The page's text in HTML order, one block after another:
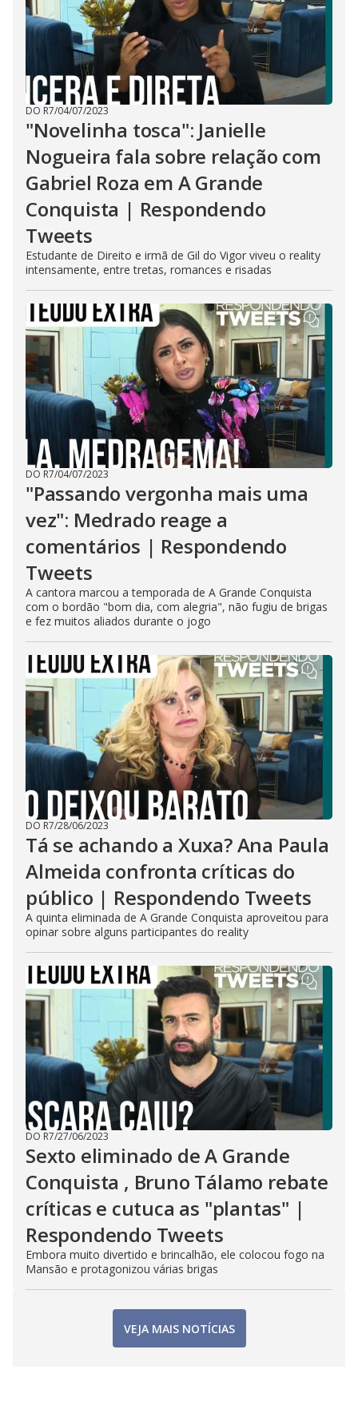
DO R7/04/07/2023
"Novelinha tosca": Janielle
Nogueira fala sobre relação com
Gabriel Roza em A Grande
Conquista | Respondendo
Tweets
Estudante de Direito e irmã de Gil do Vigor viveu o reality
intensamente, entre tretas, romances e risadas
DO R7/04/07/2023
"Passando vergonha mais uma
vez": Medrado reage a
comentários | Respondendo
Tweets
A cantora marcou a temporada de A Grande Conquista
com o bordão "bom dia, com alegria", não fugiu de brigas
e fez muitos aliados durante o jogo
DO R7/28/06/2023
Tá se achando a Xuxa? Ana Paula
Almeida confronta críticas do
público | Respondendo Tweets
A quinta eliminada de A Grande Conquista aproveitou para
opinar sobre alguns participantes do reality
DO R7/27/06/2023
Sexto eliminado de A Grande
Conquista , Bruno Tálamo rebate
críticas e cutuca as "plantas" |
Respondendo Tweets
Embora muito divertido e brincalhão, ele colocou fogo na
Mansão e protagonizou várias brigas
VEJA MAIS NOTÍCIAS